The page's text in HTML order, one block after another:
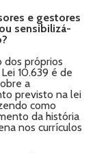
e gestores
sensibilizá-
dos próprios
10.639 é de
a
previsto na lei
como
da história
nos currículos